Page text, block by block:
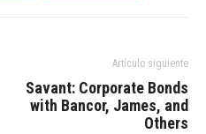
Artículo siguiente
Savant: Corporate Bonds
with Bancor, James, and
Others